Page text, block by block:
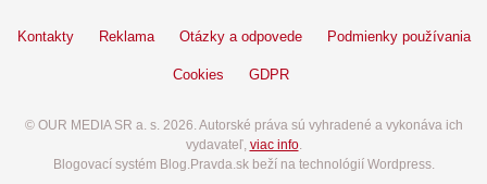
Kontakty Reklama Otázky a odpovede Podmienky používania
Cookies GDPR
© OUR MEDIA SR a. s. 2026. Autorské práva sú vyhradené a vykonáva ich
vydavateľ, viac info.
Blogovací systém Blog.Pravda.sk beží na technológií Wordpress.